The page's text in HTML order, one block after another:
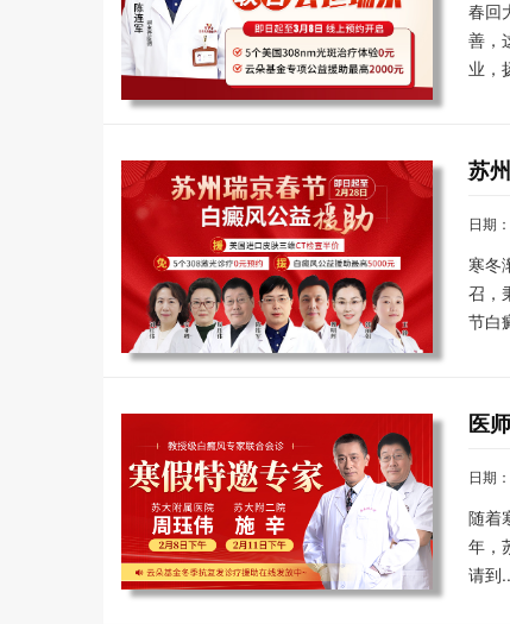
春回
善，
业，
苏
日期
寒冬
召，
节白
医
日期
随着
年，
请到